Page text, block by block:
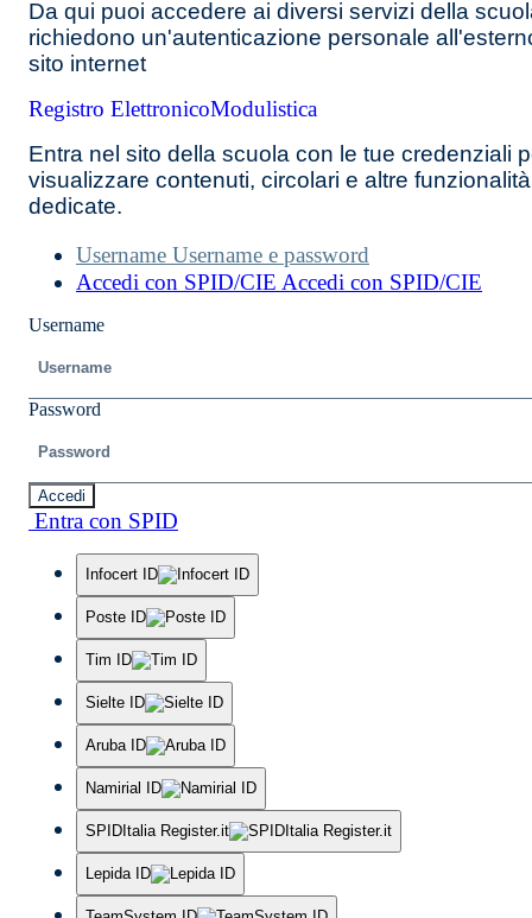
Da qui puoi accedere ai diversi servizi della
richiedono un'autenticazione personale
sito internet
Registro ElettronicoModulistica
Entra nel sito della scuola con le tue credenziali
visualizzare contenuti, circolari e altre
dedicate.
Username Username e password
Accedi con SPID/CIE Accedi con SPID/CIE
Username
Password
Accedi
Entra con SPID
Infocert ID
Poste ID
Tim ID
Sielte ID
Aruba ID
Namirial ID
SPIDItalia Register.it
Lepida ID